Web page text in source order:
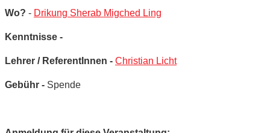
Wo? - Drikung Sherab Migched Ling
Kenntnisse -
Lehrer / ReferentInnen - Christian Licht
Gebühr - Spende